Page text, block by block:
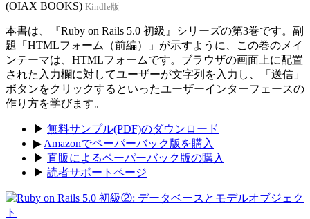
(OIAX BOOKS) Kindle版
本書は、『Ruby on Rails 5.0 初級』シリーズの第3巻です。副
題「HTMLフォーム（前編）」が示すように、この巻のメイ
ンテーマは、HTMLフォームです。ブラウザの画面上に配置
された入力欄に対してユーザーが文字列を入力し、「送信」
ボタンをクリックするといったユーザーインターフェースの
作り方を学びます。
▶ 無料サンプル(PDF)のダウンロード
▶ Amazonでペーパーバック版を購入
▶ 直販によるペーパーバック版の購入
▶ 読者サポートページ